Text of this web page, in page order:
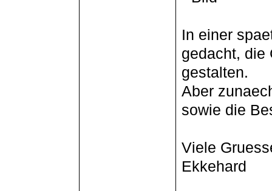
In einer
gedacht, die
gestalten.
Aber
sowie die
Viele
Ekkehard